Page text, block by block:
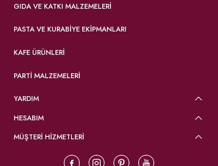
GIDA VE KATKI MALZEMELERI
PASTA VE KURABIYE EKIPMANLARI
KAFE ÜRÜNLERI
PARTI MALZEMELERI
YARDIM
HESABIM
MÜŞTERİ HİZMETLERİ